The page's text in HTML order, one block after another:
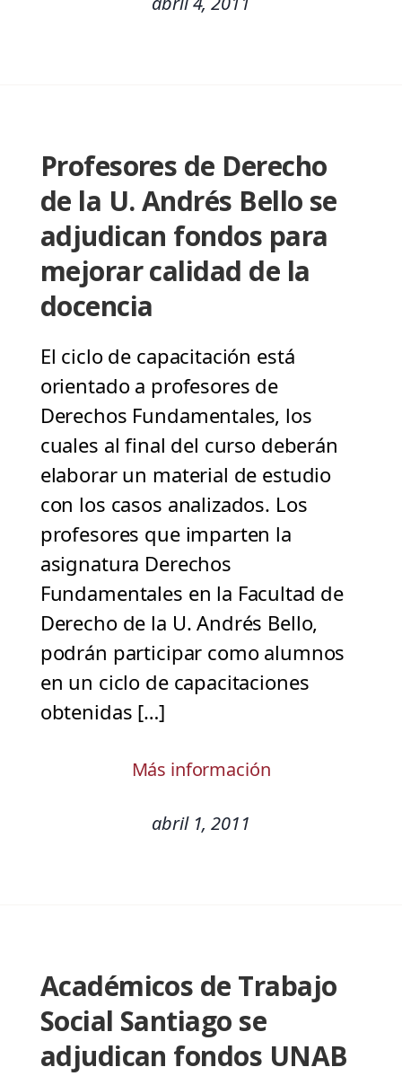
Profesores de Derecho
de la U. Andrés Bello se
adjudican fondos para
mejorar calidad de la
docencia
El ciclo de capacitación está
orientado a profesores de
Derechos Fundamentales, los
cuales al final del curso deberán
elaborar un material de estudio
con los casos analizados. Los
profesores que imparten la
asignatura Derechos
Fundamentales en la Facultad de
Derecho de la U. Andrés Bello,
podrán participar como alumnos
en un ciclo de capacitaciones
obtenidas […]
Más información
abril 1, 2011
Académicos de Trabajo
Social Santiago se
adjudican fondos UNAB